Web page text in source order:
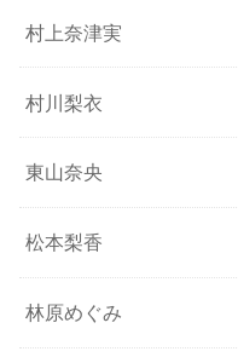
村上奈津実
村川梨衣
東山奈央
松本梨香
林原めぐみ